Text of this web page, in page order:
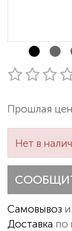
Прошлая
Нет в
Самовывоз
Доставка по